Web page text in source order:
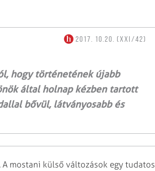
2017. 10.20. (XXI/42)
hogy történetének újabb
által holnap kézben tartott
bővül, látványosabb és
mostani külső változások egy tudatos